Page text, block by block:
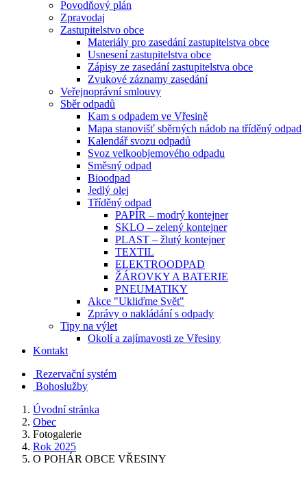
Povodňový plán
Zpravodaj
Zastupitelstvo obce
Materiály pro zasedání zastupitelstva obce
Usnesení zastupitelstva obce
Zápisy ze zasedání zastupitelstva obce
Zvukové záznamy zasedání
Veřejnoprávní smlouvy
Sběr odpadů
Kam s odpadem ve Vřesině
Mapa stanovišť sběrných nádob na tříděný odpad
Kalendář svozu odpadů
Svoz velkoobjemového odpadu
Směsný odpad
Bioodpad
Jedlý olej
Tříděný odpad
PAPÍR – modrý kontejner
SKLO – zelený kontejner
PLAST – žlutý kontejner
TEXTIL
ELEKTROODPAD
ŽÁROVKY A BATERIE
PNEUMATIKY
Akce "Ukliďme Svět"
Zprávy o nakládání s odpady
Tipy na výlet
Okolí a zajímavosti ze Vřesiny
Kontakt
Rezervační systém
Bohoslužby
Úvodní stránka
Obec
Fotogalerie
Rok 2025
O POHÁR OBCE VŘESINY